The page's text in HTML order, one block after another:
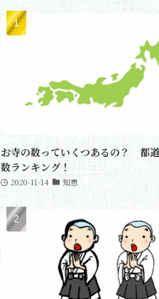
お寺の数っていくつあるの？ 都
数ランキング！
2020-11-14 知恵